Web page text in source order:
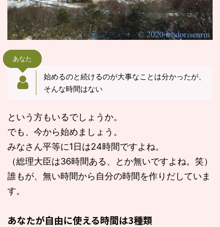
あなた
始めるのと続けるのが大事なことは分かったが、
そんな時間はない
という方もいるでしょうか。
でも、今から始めましょう。
みなさん平等に1日は24時間ですよね。
（総理大臣は36時間ある、とか無いですよね。笑）
誰もが、無い時間から自分の時間を作りだしていま
す。
あなたが自由に使える時間は3種類